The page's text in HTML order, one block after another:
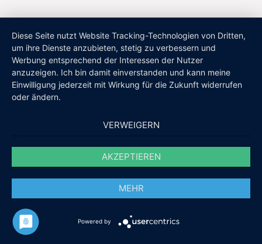
Diese Seite nutzt Website Tracking-Technologien von Dritten,
um ihre Dienste anzubieten, stetig zu verbessern und
Werbung entsprechend der Interessen der Nutzer
anzuzeigen. Ich bin damit einverstanden und kann meine
Einwilligung jederzeit mit Wirkung für die Zukunft widerrufen
oder ändern.
VERWEIGERN
AKZEPTIEREN
MEHR
Powered by